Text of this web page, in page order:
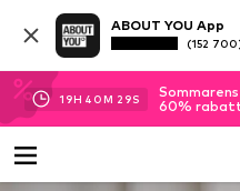
ABOUT YOU App
(152
19H 40M 29S
60%